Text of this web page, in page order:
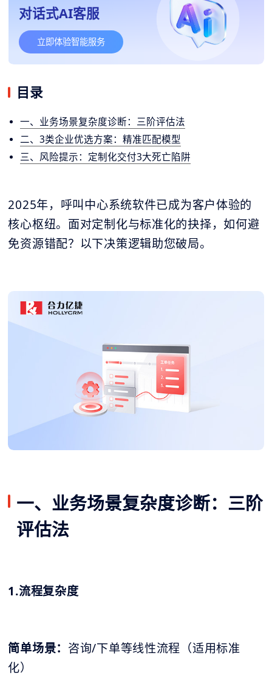
对话式AI客服
立即体验智能服务
目录
一、业务场景复杂度诊断：三阶评估法
二、3类企业优选方案：精准匹配模型
三、风险提示：定制化交付3大死亡陷阱
2025年，呼叫中心系统软件已成为客户体验的
核心枢纽。面对定制化与标准化的抉择，如何避
免资源错配？以下决策逻辑助您破局。
一、业务场景复杂度诊断：三阶
评估法
1.流程复杂度
简单场景： 咨询/下单等线性流程（适用标准
化）